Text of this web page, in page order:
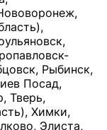
Рыбинск,
Посад,
Тверь,
Химки,
Элиста,